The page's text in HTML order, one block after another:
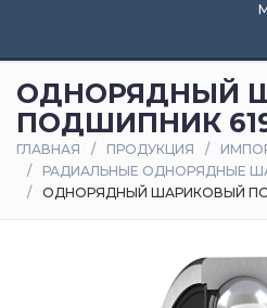
и
статьи
Оплата
доставка
ОДНОРЯДНЫЙ
ПОДШИПНИК
ГЛАВНАЯ ПРОДУКЦИЯ
РАДИАЛЬНЫЕ ОДНОРЯДНЫЕ
ОДНОРЯДНЫЙ ШАРИКОВЫЙ